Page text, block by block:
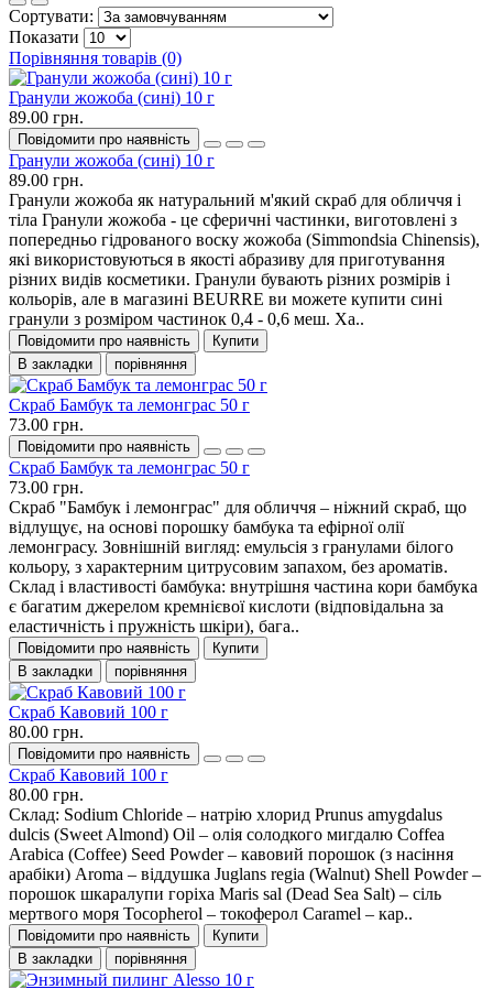
Сортувати:
Показати
Порівняння товарів (0)
Гранули жожоба (сині) 10 г
89.00 грн.
Повідомити про наявність
Гранули жожоба (сині) 10 г
89.00 грн.
Гранули жожоба як натуральний м'який скраб для обличчя і
тіла Гранули жожоба - це сферичні частинки, виготовлені з
попередньо гідрованого воску жожоба (Simmondsia Chinensis),
які використовуються в якості абразиву для приготування
різних видів косметики. Гранули бувають різних розмірів і
кольорів, але в магазині BEURRE ви можете купити сині
гранули з розміром частинок 0,4 - 0,6 меш. Ха..
Повідомити про наявність
Купити
В закладки
порівняння
Скраб Бамбук та лемонграс 50 г
73.00 грн.
Повідомити про наявність
Скраб Бамбук та лемонграс 50 г
73.00 грн.
Скраб "Бамбук і лемонграс" для обличчя – ніжний скраб, що
відлущує, на основі порошку бамбука та ефірної олії
лемонграсу. Зовнішній вигляд: емульсія з гранулами білого
кольору, з характерним цитрусовим запахом, без ароматів.
Склад і властивості бамбука: внутрішня частина кори бамбука
є багатим джерелом кремнієвої кислоти (відповідальна за
еластичність і пружність шкіри), бага..
Повідомити про наявність
Купити
В закладки
порівняння
Скраб Кавовий 100 г
80.00 грн.
Повідомити про наявність
Скраб Кавовий 100 г
80.00 грн.
Склад: Sodium Chloride – натрію хлорид Prunus amygdalus
dulcis (Sweet Almond) Oil – олія солодкого мигдалю Coffea
Arabica (Coffee) Seed Powder – кавовий порошок (з насіння
арабіки) Aroma – віддушка Juglans regia (Walnut) Shell Powder –
порошок шкаралупи горіха Maris sal (Dead Sea Salt) – сіль
мертвого моря Tocopherol – токоферол Caramel – кар..
Повідомити про наявність
Купити
В закладки
порівняння